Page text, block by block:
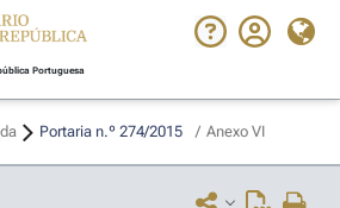
Portuguesa
Portaria n.º 274/2015 / Anexo VI